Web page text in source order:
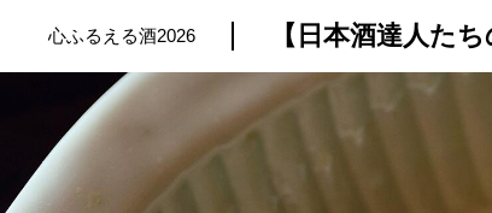
心ふるえる酒2026